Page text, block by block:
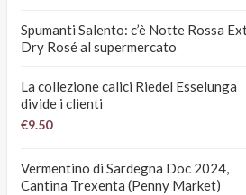
Spumanti Salento: c’è Notte Rossa
Dry Rosé al supermercato
La collezione calici Riedel Esselunga
divide i clienti
€9.50
Vermentino di Sardegna Doc 2024,
Cantina Trexenta (Penny Market)